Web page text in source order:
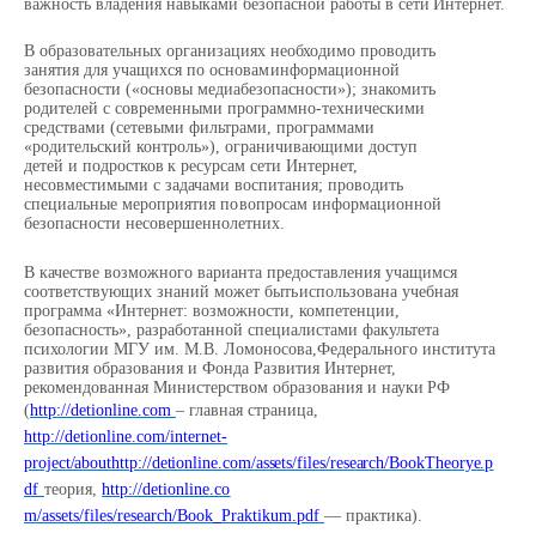
важность владения навыками безопасной работы в сети Интернет.
В образовательных организациях необходимо проводить
занятия для учащихся по основаминформационной
безопасности («основы медиабезопасности»); знакомить
родителей с современными программно-техническими
средствами (сетевыми фильтрами, программами
«родительский контроль»), ограничивающими доступ
детей и подростков к ресурсам сети Интернет,
несовместимыми с задачами воспитания; проводить
специальные мероприятия повопросам информационной
безопасности несовершеннолетних.
В качестве возможного варианта предоставления учащимся
соответствующих знаний может бытьиспользована учебная
программа «Интернет: возможности, компетенции,
безопасность», разработанной специалистами факультета
психологии МГУ им. М.В. Ломоносова,Федерального института
развития образования и Фонда Развития Интернет,
рекомендованная Министерством образования и науки РФ
(http://detionline.com – главная страница,
http://detionline.com/internet-
project/abouthttp://detionline.com/assets/files/research/BookTheorye.p
df теория, http://detionline.co
m/assets/files/research/Book_Praktikum.pdf — практика).